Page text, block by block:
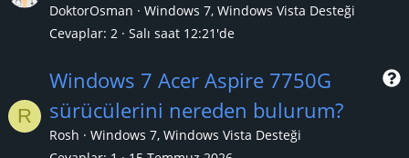
DoktorOsman
Windows 7, Windows Vista Desteği
Cevaplar 2 Salı saat 12:21'de
R
S
Windows 7 Acer Aspire 7750G
sürücülerini nereden bulurum?
Rosh
Windows 7, Windows Vista Desteği